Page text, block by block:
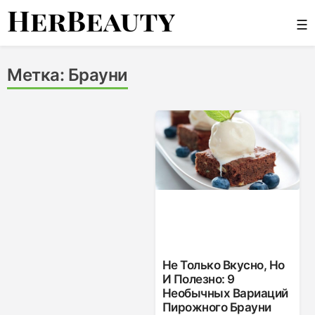
Skip
☰
Метка: Брауни
Не Только Вкусно, Но
И Полезно: 9
Необычных Вариаций
Пирожного Брауни